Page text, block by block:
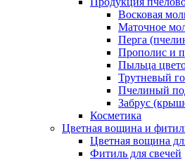
Восковая
Маточное
Перга
Прополис и
Пыльца
Трутневый
Пчелиный
Забрус
Косметика
Цветная вощина и
Цветная вощина
Фитиль для свечей